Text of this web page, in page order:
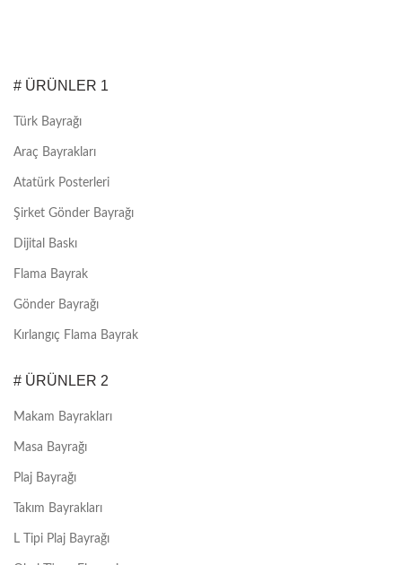
# ÜRÜNLER 1
Türk Bayrağı
Araç Bayrakları
Atatürk Posterleri
Şirket Gönder Bayrağı
Dijital Baskı
Flama Bayrak
Gönder Bayrağı
Kırlangıç Flama Bayrak
# ÜRÜNLER 2
Makam Bayrakları
Masa Bayrağı
Plaj Bayrağı
Takım Bayrakları
L Tipi Plaj Bayrağı